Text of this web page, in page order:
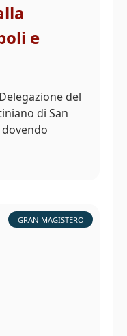
e
del
di San
GRAN MAGISTERO